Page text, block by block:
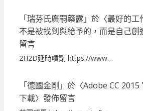
「瑞芬氏廣嗣藥露」於〈最好的工
不是被找到與給予的，而是自己創
留言
2H2D延時噴劑 https://www…
「德國金剛 」於〈Adobe CC 2015
下載〉發佈留言